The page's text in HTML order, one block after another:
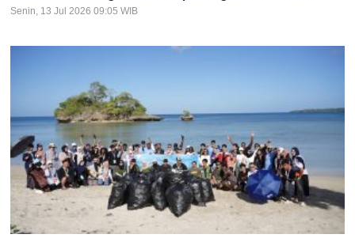
Senin, 13 Jul 2026 09:05 WIB